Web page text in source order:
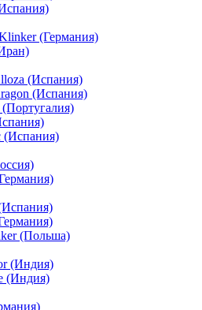
(Германия)
(Испания)
(Испания)
(Португалия)
(Испания)
(Польша)
(Индия)
(Индия)